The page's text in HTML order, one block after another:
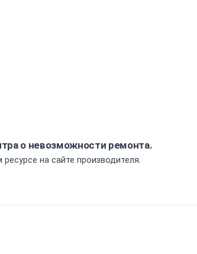
о невозможности ремонта.
на сайте производителя.